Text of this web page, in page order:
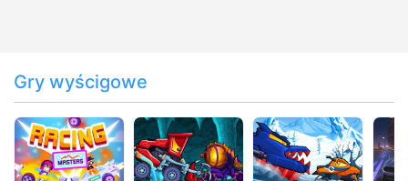
Gry wyścigowe